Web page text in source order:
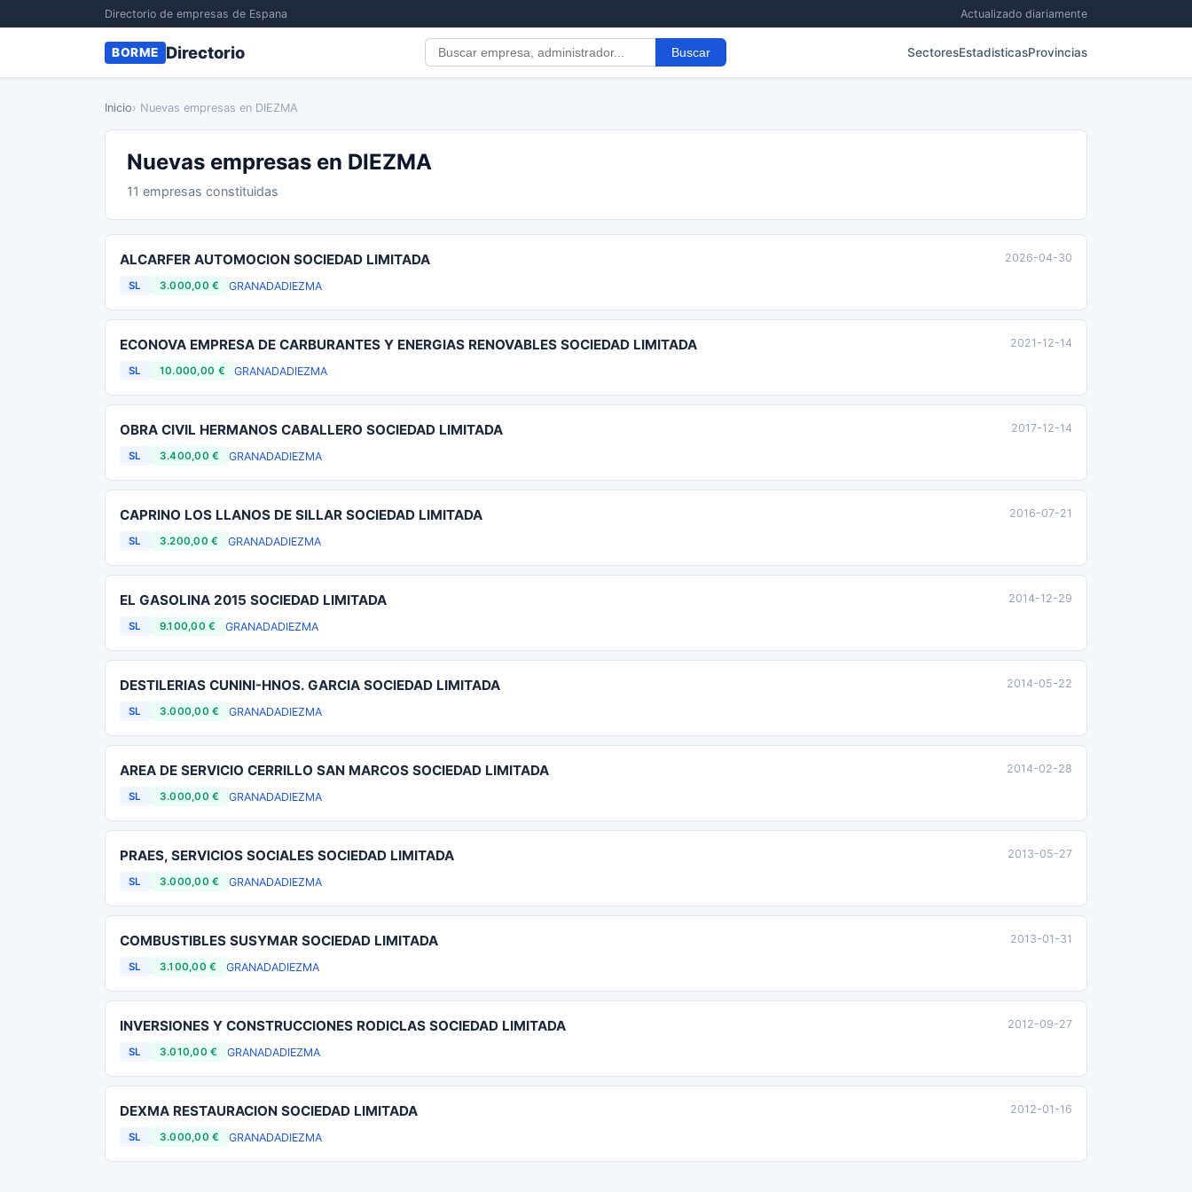
Directorio de empresas de Espana Actualizado diariamente
BORME Directorio Buscar SectoresEstadisticasProvincias
Inicio› Nuevas empresas en DIEZMA
Nuevas empresas en DIEZMA
11 empresas constituidas
ALCARFER AUTOMOCION SOCIEDAD LIMITADA
SL 3.000,00 € GRANADADIEZMA
2026-04-30
ECONOVA EMPRESA DE CARBURANTES Y ENERGIAS RENOVABLES SOCIEDAD LIMITADA
SL 10.000,00 € GRANADADIEZMA
2021-12-14
OBRA CIVIL HERMANOS CABALLERO SOCIEDAD LIMITADA
SL 3.400,00 € GRANADADIEZMA
2017-12-14
CAPRINO LOS LLANOS DE SILLAR SOCIEDAD LIMITADA
SL 3.200,00 € GRANADADIEZMA
2016-07-21
EL GASOLINA 2015 SOCIEDAD LIMITADA
SL 9.100,00 € GRANADADIEZMA
2014-12-29
DESTILERIAS CUNINI-HNOS. GARCIA SOCIEDAD LIMITADA
SL 3.000,00 € GRANADADIEZMA
2014-05-22
AREA DE SERVICIO CERRILLO SAN MARCOS SOCIEDAD LIMITADA
SL 3.000,00 € GRANADADIEZMA
2014-02-28
PRAES, SERVICIOS SOCIALES SOCIEDAD LIMITADA
SL 3.000,00 € GRANADADIEZMA
2013-05-27
COMBUSTIBLES SUSYMAR SOCIEDAD LIMITADA
SL 3.100,00 € GRANADADIEZMA
2013-01-31
INVERSIONES Y CONSTRUCCIONES RODICLAS SOCIEDAD LIMITADA
SL 3.010,00 € GRANADADIEZMA
2012-09-27
DEXMA RESTAURACION SOCIEDAD LIMITADA
SL 3.000,00 € GRANADADIEZMA
2012-01-16